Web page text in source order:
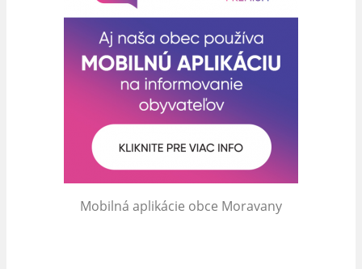
Mobilná aplikácie obce Moravany